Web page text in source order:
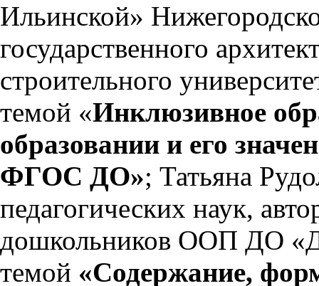
Ильинской»
государственного
строительного
темой «Инклюзивное
образовании и его
ФГОС ДО»; Татьяна
педагогических наук,
дошкольников ООП ДО
темой «Содержание,